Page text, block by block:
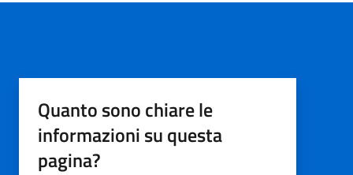
Quanto sono chiare le
informazioni su questa
pagina?